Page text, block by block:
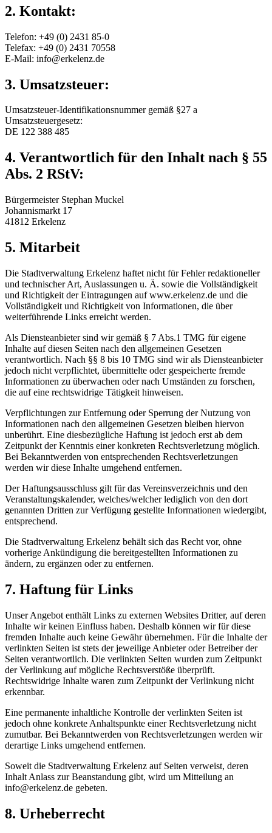
2. Kontakt:
Telefon: +49 (0) 2431 85-0
Telefax: +49 (0) 2431 70558
E-Mail: info@erkelenz.de
3. Umsatzsteuer:
Umsatzsteuer-Identifikationsnummer gemäß §27 a
Umsatzsteuergesetz:
DE 122 388 485
4. Verantwortlich für den Inhalt nach § 55
Abs. 2 RStV:
Bürgermeister Stephan Muckel
Johannismarkt 17
41812 Erkelenz
5. Mitarbeit
Die Stadtverwaltung Erkelenz haftet nicht für Fehler redaktioneller
und technischer Art, Auslassungen u. Ä. sowie die Vollständigkeit
und Richtigkeit der Eintragungen auf www.erkelenz.de und die
Vollständigkeit und Richtigkeit von Informationen, die über
weiterführende Links erreicht werden.
Als Diensteanbieter sind wir gemäß § 7 Abs.1 TMG für eigene
Inhalte auf diesen Seiten nach den allgemeinen Gesetzen
verantwortlich. Nach §§ 8 bis 10 TMG sind wir als Diensteanbieter
jedoch nicht verpflichtet, übermittelte oder gespeicherte fremde
Informationen zu überwachen oder nach Umständen zu forschen,
die auf eine rechtswidrige Tätigkeit hinweisen.
Verpflichtungen zur Entfernung oder Sperrung der Nutzung von
Informationen nach den allgemeinen Gesetzen bleiben hiervon
unberührt. Eine diesbezügliche Haftung ist jedoch erst ab dem
Zeitpunkt der Kenntnis einer konkreten Rechtsverletzung möglich.
Bei Bekanntwerden von entsprechenden Rechtsverletzungen
werden wir diese Inhalte umgehend entfernen.
Der Haftungsausschluss gilt für das Vereinsverzeichnis und den
Veranstaltungskalender, welches/welcher lediglich von den dort
genannten Dritten zur Verfügung gestellte Informationen wiedergibt,
entsprechend.
Die Stadtverwaltung Erkelenz behält sich das Recht vor, ohne
vorherige Ankündigung die bereitgestellten Informationen zu
ändern, zu ergänzen oder zu entfernen.
7. Haftung für Links
Unser Angebot enthält Links zu externen Websites Dritter, auf deren
Inhalte wir keinen Einfluss haben. Deshalb können wir für diese
fremden Inhalte auch keine Gewähr übernehmen. Für die Inhalte der
verlinkten Seiten ist stets der jeweilige Anbieter oder Betreiber der
Seiten verantwortlich. Die verlinkten Seiten wurden zum Zeitpunkt
der Verlinkung auf mögliche Rechtsverstöße überprüft.
Rechtswidrige Inhalte waren zum Zeitpunkt der Verlinkung nicht
erkennbar.
Eine permanente inhaltliche Kontrolle der verlinkten Seiten ist
jedoch ohne konkrete Anhaltspunkte einer Rechtsverletzung nicht
zumutbar. Bei Bekanntwerden von Rechtsverletzungen werden wir
derartige Links umgehend entfernen.
Soweit die Stadtverwaltung Erkelenz auf Seiten verweist, deren
Inhalt Anlass zur Beanstandung gibt, wird um Mitteilung an
info@erkelenz.de gebeten.
8. Urheberrecht